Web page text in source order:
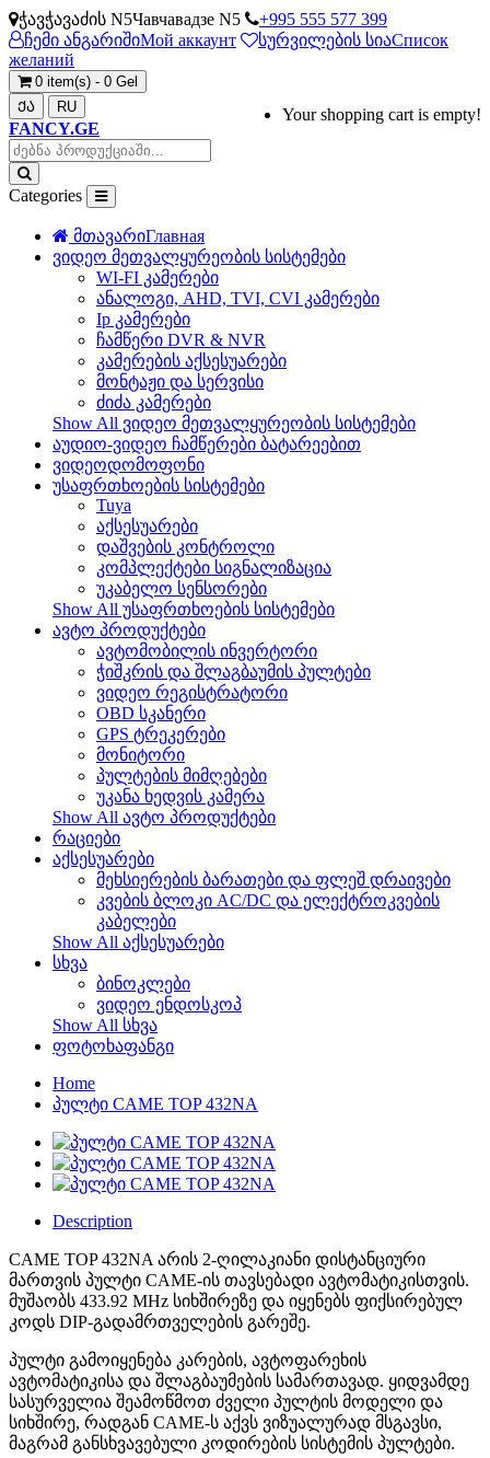
ჭავჭავაძის N5Чавчавадзе N5
+995 555 577 399
ჩემი ანგარიშიМой аккаунт სურვილების სიაСписок
желаний
0 item(s) - 0 Gel
Your shopping cart is empty!
ᲥᲐ RU
FANCY.GE
Categories
მთავარიГлавная
ვიდეო მეთვალყურეობის სისტემები
WI-FI კამერები
ანალოგი, AHD, TVI, CVI კამერები
Ip კამერები
ჩამწერი DVR & NVR
კამერების აქსესუარები
მონტაჟი და სერვისი
ძიძა კამერები
Show All ვიდეო მეთვალყურეობის სისტემები
აუდიო-ვიდეო ჩამწერები ბატარეებით
ვიდეოდომოფონი
უსაფრთხოების სისტემები
Tuya
აქსესუარები
დაშვების კონტროლი
კომპლექტები სიგნალიზაცია
უკაბელო სენსორები
Show All უსაფრთხოების სისტემები
ავტო პროდუქტები
ავტომობილის ინვერტორი
ჭიშკრის და შლაგბაუმის პულტები
ვიდეო რეგისტრატორი
OBD სკანერი
GPS ტრეკერები
მონიტორი
პულტების მიმღებები
უკანა ხედვის კამერა
Show All ავტო პროდუქტები
რაციები
აქსესუარები
მეხსიერების ბარათები და ფლეშ დრაივები
კვების ბლოკი AC/DC და ელექტროკვების
კაბელები
Show All აქსესუარები
სხვა
ბინოკლები
ვიდეო ენდოსკოპ
Show All სხვა
ფოტოხაფანგი
Home
პულტი CAME TOP 432NA
Description
CAME TOP 432NA არის 2-ღილაკიანი დისტანციური
მართვის პულტი CAME-ის თავსებადი ავტომატიკისთვის.
მუშაობს 433.92 MHz სიხშირეზე და იყენებს ფიქსირებულ
კოდს DIP-გადამრთველების გარეშე.
პულტი გამოიყენება კარების, ავტოფარეხის
ავტომატიკისა და შლაგბაუმების სამართავად. ყიდვამდე
სასურველია შეამოწმოთ ძველი პულტის მოდელი და
სიხშირე, რადგან CAME-ს აქვს ვიზუალურად მსგავსი,
მაგრამ განსხვავებული კოდირების სისტემის პულტები.